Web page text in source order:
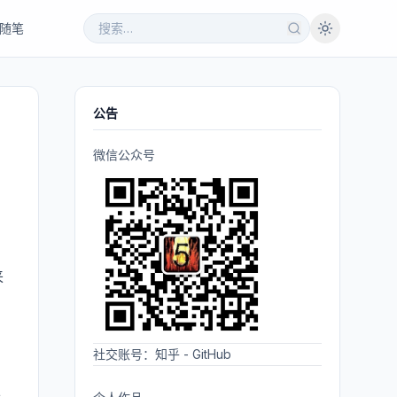
随笔
公告
微信公众号
社交账号： 知乎 - GitHub